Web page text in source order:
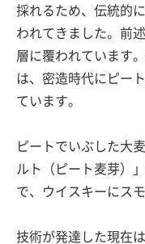
採れるため、伝統的
われてきました。前
層に覆われています
は、密造時代にピー
ています。
ピートでいぶした大
ルト（ピート麦芽）
で、ウイスキーにス
技術が発達した現在